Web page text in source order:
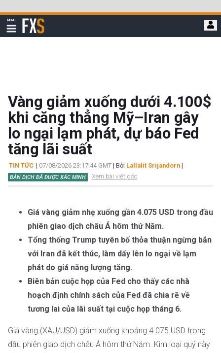
qua
đi
MENU
Hiển
thị
FXStreet
Vàng giảm xuống dưới 4.100$
khi căng thẳng Mỹ–Iran gây
lo ngại lạm phát, dự báo Fed
tăng lãi suất
TIN TỨC | 07/08/2026 23:17:44 GMT | Bởi Lallalit Srijandorn |
BẢN DỊCH ĐÃ ĐƯỢC XÁC MINH Xem bài viết gốc
Giá vàng giảm nhẹ xuống gần 4.075 USD trong đầu
phiên giao dịch châu Á hôm thứ Năm.
Tổng thống Trump tuyên bố thỏa thuận ngừng bắn
với Iran đã kết thúc, làm dấy lên lo ngại về lạm
phát do giá năng lượng tăng.
Biên bản cuộc họp của Fed cho thấy các nhà
hoạch định chính sách của Fed đã chia rẽ về
tương lai của lãi suất tại cuộc họp tháng 6.
Giá vàng (XAU/USD) giảm xuống khoảng 4.075 USD trong
đầu phiên giao dịch châu Á hôm thứ Năm. Kim loại quý này